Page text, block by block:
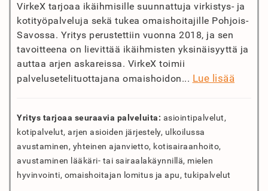
VirkeX tarjoaa ikäihmisille suunnattuja virkistys- ja
kotityöpalveluja sekä tukea omaishoitajille Pohjois-
Savossa. Yritys perustettiin vuonna 2018, ja sen
tavoitteena on lievittää ikäihmisten yksinäisyyttä ja
auttaa arjen askareissa. VirkeX toimii
palvelusetelituottajana omaishoidon... Lue lisää
Yritys tarjoaa seuraavia palveluita: asiointipalvelut,
kotipalvelut, arjen asioiden järjestely, ulkoilussa
avustaminen, yhteinen ajanvietto, kotisairaanhoito,
avustaminen lääkäri- tai sairaalakäynnillä, mielen
hyvinvointi, omaishoitajan lomitus ja apu, tukipalvelut